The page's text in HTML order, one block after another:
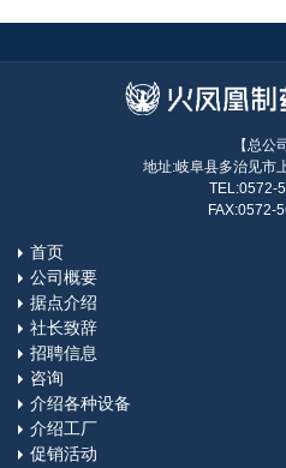
【总公
地址:岐阜县多治见市
TEL:0572-
FAX:0572-
首页
公司概要
据点介绍
社长致辞
招聘信息
咨询
介绍各种设备
介绍工厂
促销活动